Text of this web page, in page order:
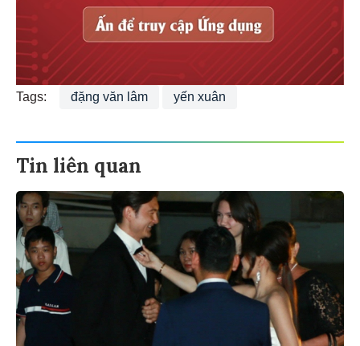
Tags: đặng văn lâm yến xuân
Tin liên quan